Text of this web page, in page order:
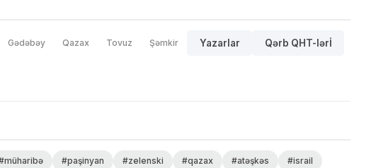
Gədəbəy Qazax Tovuz Şəmkir Yazarlar Qərb QHT-lərİ
#paşinyan #zelenski #qazax #atəşkəs #israil